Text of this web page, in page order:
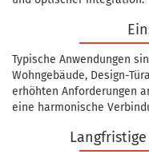
Typische Anwendungen
Wohngebäude, Design-
erhöhten Anforderungen
eine harmonische